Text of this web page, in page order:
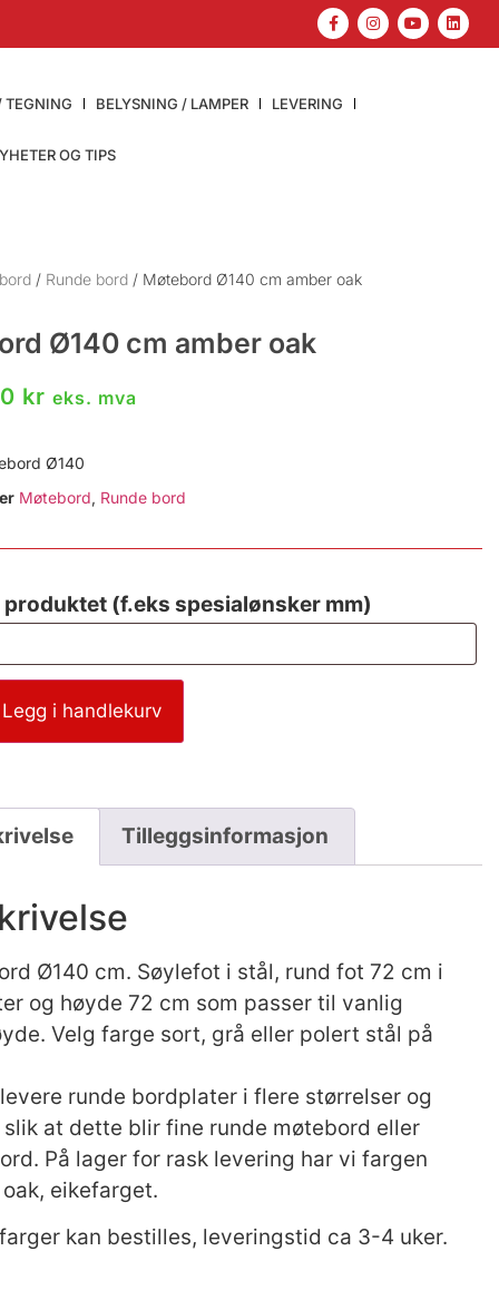
TEGNING BELYSNING / LAMPER LEVERING
OG TIPS
/ Runde bord / Møtebord Ø140 cm amber oak
Ø140 cm amber oak
kr eks. mva
Ø140
Møtebord, Runde bord
produktet (f.eks spesialønsker mm)
Legg i handlekurv
Tilleggsinformasjon
Ø140 cm. Søylefot i stål, rund fot 72 cm i
og høyde 72 cm som passer til vanlig
Velg farge sort, grå eller polert stål på
runde bordplater i flere størrelser og
slik at dette blir fine runde møtebord eller
På lager for rask levering har vi fargen
eikefarget.
kan bestilles, leveringstid ca 3-4 uker.